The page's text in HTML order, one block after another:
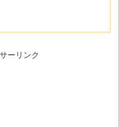
ーリンク